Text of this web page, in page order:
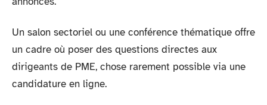
Un salon sectoriel ou une conférence thématique offre
un cadre où poser des questions directes aux
dirigeants de PME, chose rarement possible via une
candidature en ligne.